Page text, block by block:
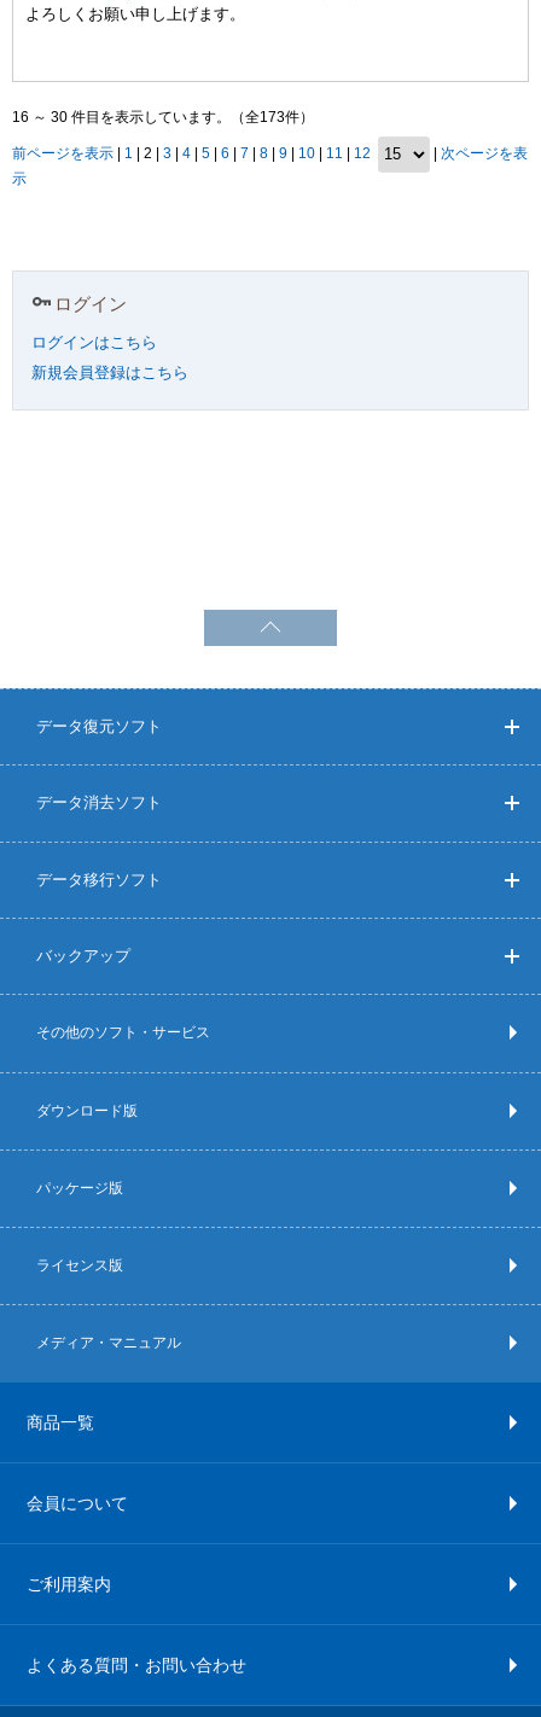
よろしくお願い申し上げます。
16 ～ 30 件目を表示しています。（全173件）
前ページを表示 | 1 | 2 | 3 | 4 | 5 | 6 | 7 | 8 | 9 | 10 | 11 | 12 | 次ページを表
示
ログイン
ログインはこちら
新規会員登録はこちら
データ復元ソフト
データ消去ソフト
データ移行ソフト
バックアップ
その他のソフト・サービス
ダウンロード版
パッケージ版
ライセンス版
メディア・マニュアル
商品一覧
会員について
ご利用案内
よくある質問・お問い合わせ